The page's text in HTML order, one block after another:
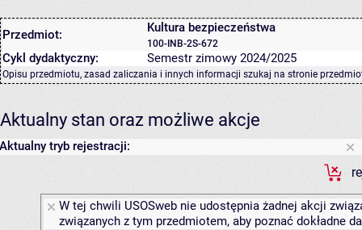
Przedmiot: Kultura bezpieczeństwa
100-INB-2S-672
Cykl dydaktyczny: Semestr zimowy 2024/2025
Opisu przedmiotu, zasad zaliczania i innych informacji szukaj na stronie
Aktualny stan oraz możliwe akcje
Aktualny tryb rejestracji:
W tej chwili USOSweb nie udostępnia żadnej akcji
związanych z tym przedmiotem, aby poznać dokładne